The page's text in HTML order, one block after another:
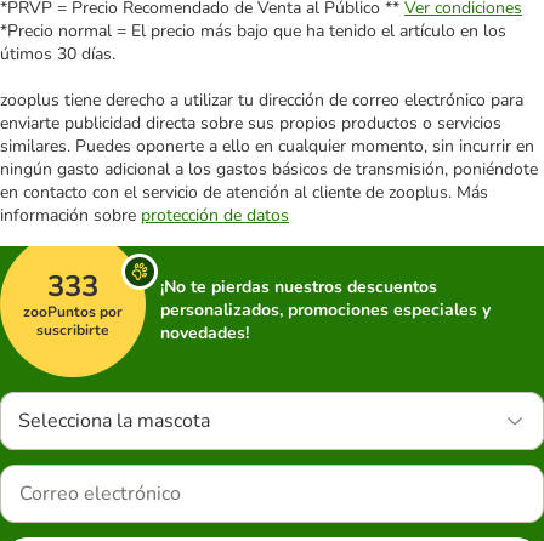
*PRVP = Precio Recomendado de Venta al Público ** Ver condiciones
*Precio normal = El precio más bajo que ha tenido el artículo en los
útimos 30 días.
zooplus tiene derecho a utilizar tu dirección de correo electrónico para
enviarte publicidad directa sobre sus propios productos o servicios
similares. Puedes oponerte a ello en cualquier momento, sin incurrir en
ningún gasto adicional a los gastos básicos de transmisión, poniéndote
en contacto con el servicio de atención al cliente de zooplus. Más
información sobre protección de datos
333
zooPuntos por
suscribirte
¡No te pierdas nuestros descuentos
personalizados, promociones especiales y
novedades!
Selecciona la mascota